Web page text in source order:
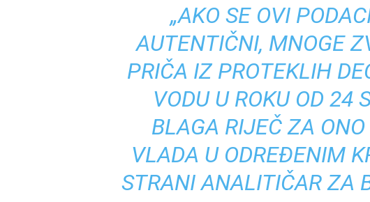
„AKO SE OVI
AUTENTIČNI, MNOGE
PRIČA IZ PROTEKLIH
VODU U ROKU OD 24
BLAGA RIJEČ ZA
VLADA U ODREĐENIM
STRANI ANALITIČAR ZA